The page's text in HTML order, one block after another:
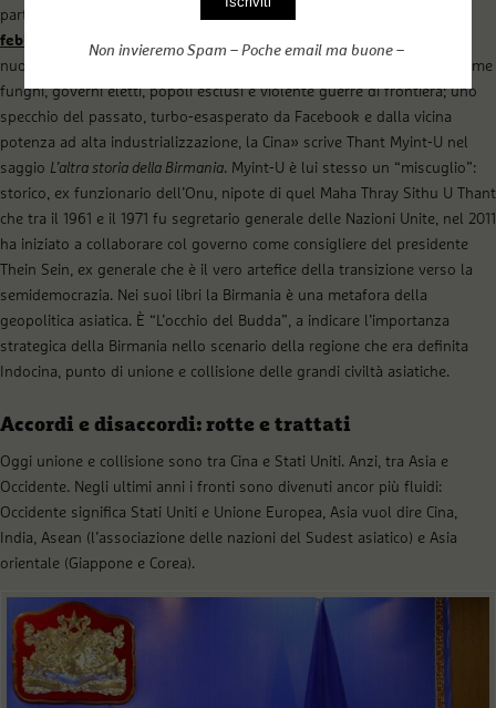
parti dell’Europa e del Nord America nel XIX secolo:
febbrile
nuove ricchezze e nuova povertà, città e baraccopoli che spuntano come
funghi, governi eletti, popoli esclusi e violente guerre di frontiera; uno
specchio del passato, turbo-esasperato da Facebook e dalla vicina
potenza ad alta industrializzazione, la Cina» scrive Thant Myint-U nel
saggio L’altra storia della Birmania. Myint-U è lui stesso un “miscuglio”:
storico, ex funzionario dell’Onu, nipote di quel Maha Thray Sithu U Thant
che tra il 1961 e il 1971 fu segretario generale delle Nazioni Unite, nel 2011
ha iniziato a collaborare col governo come consigliere del presidente
Thein Sein, ex generale che è il vero artefice della transizione verso la
semidemocrazia. Nei suoi libri la Birmania è una metafora della
geopolitica asiatica. È “L’occhio del Budda”, a indicare l’importanza
strategica della Birmania nello scenario della regione che era definita
Indocina, punto di unione e collisione delle grandi civiltà asiatiche.
Accordi e disaccordi: rotte e trattati
Oggi unione e collisione sono tra Cina e Stati Uniti. Anzi, tra Asia e
Occidente. Negli ultimi anni i fronti sono divenuti ancor più fluidi:
Occidente significa Stati Uniti e Unione Europea, Asia vuol dire Cina,
India, Asean (l’associazione delle nazioni del Sudest asiatico) e Asia
orientale (Giappone e Corea).
Non invieremo Spam – Poche email ma buone –